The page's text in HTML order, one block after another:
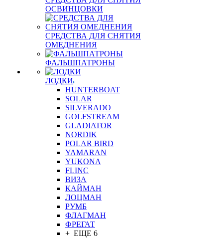
ОСВИНЦОВКИ
СРЕДСТВА ДЛЯ СНЯТИЯ
ОМЕДНЕНИЯ
ФАЛЬШПАТРОНЫ
ЛОДКИ
HUNTERBOAT
SOLAR
SILVERADO
GOLFSTREAM
GLADIATOR
NORDIK
POLAR BIRD
YAMARAN
YUKONA
FLINC
ВИЗА
КАЙМАН
ЛОЦМАН
РУМБ
ФЛАГМАН
ФРЕГАТ
+ ЕЩЕ 6